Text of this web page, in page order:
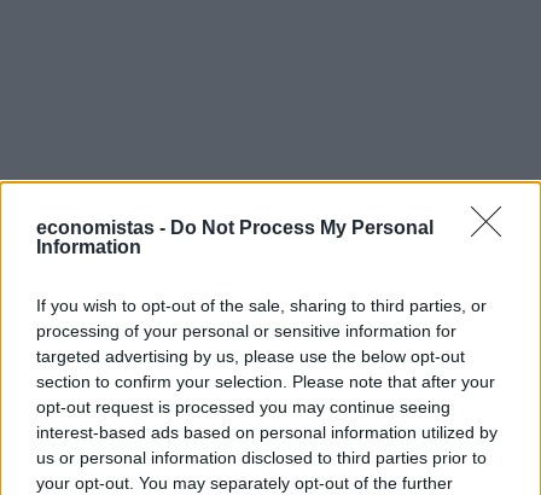
economistas - Do Not Process My Personal
Information
If you wish to opt-out of the sale, sharing to third parties, or
processing of your personal or sensitive information for
targeted advertising by us, please use the below opt-out
section to confirm your selection. Please note that after your
opt-out request is processed you may continue seeing
interest-based ads based on personal information utilized by
us or personal information disclosed to third parties prior to
your opt-out. You may separately opt-out of the further